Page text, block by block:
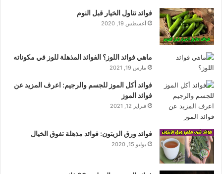
فوائد تناول الخيار قبل النوم
أغسطس 19, 2020
ماهي فوائد اللوز؟ الفوائد المذهلة للوز في مكوناته
مارس 19, 2021
فوائد أكل الموز للجسم والرجيم: اعرف المزيد عن
فوائد الموز
فبراير 12, 2021
فوائد ورق الزيتون: فوائد مذهلة تفوق الخيال
يوليو 15, 2020